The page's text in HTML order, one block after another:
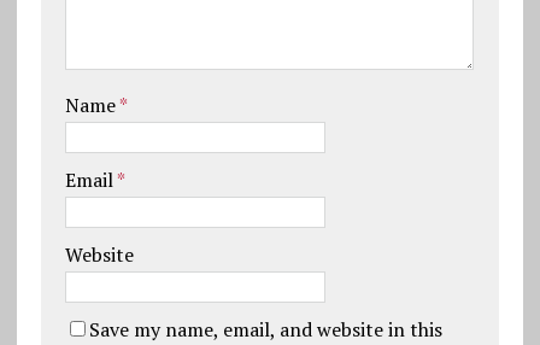
Name*
Email*
Website
Save my name, email, and website in this